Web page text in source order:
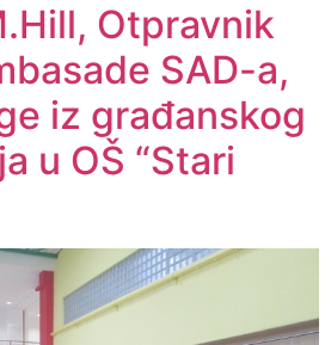
Otpravnik
SAD-a,
iz građanskog
u OŠ “Stari